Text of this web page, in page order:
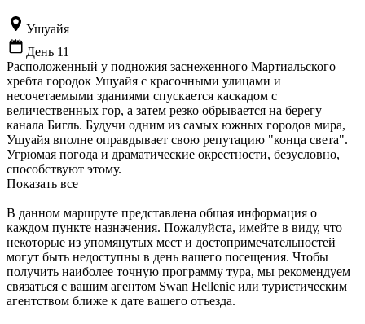
Ушуайя
День 11
Расположенный у подножия заснеженного Мартиальского
хребта городок Ушуайя с красочными улицами и
несочетаемыми зданиями спускается каскадом с
величественных гор, а затем резко обрывается на берегу
канала Бигль. Будучи одним из самых южных городов мира,
Ушуайя вполне оправдывает свою репутацию "конца света".
Угрюмая погода и драматические окрестности, безусловно,
способствуют этому.
Показать все
В данном маршруте представлена общая информация о
каждом пункте назначения. Пожалуйста, имейте в виду, что
некоторые из упомянутых мест и достопримечательностей
могут быть недоступны в день вашего посещения. Чтобы
получить наиболее точную программу тура, мы рекомендуем
связаться с вашим агентом Swan Hellenic или туристическим
агентством ближе к дате вашего отъезда.